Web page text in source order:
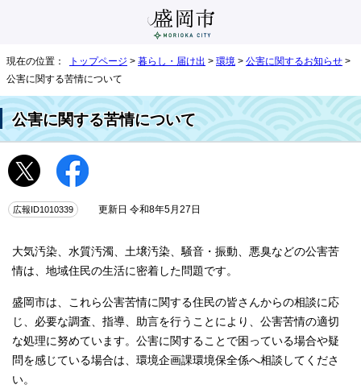
現在の位置： トップページ > 暮らし・届け出 > 環境 > 公害に関するお知らせ >
公害に関する苦情について
公害に関する苦情について
広報ID1010339 更新日 令和8年5月27日
大気汚染、水質汚濁、土壌汚染、騒音・振動、悪臭などの公害苦
情は、地域住民の生活に密着した問題です。
盛岡市は、これら公害苦情に関する住民の皆さんからの相談に応
じ、必要な調査、指導、助言を行うことにより、公害苦情の適切
な処理に努めています。公害に関することで困っている場合や疑
問を感じている場合は、環境企画課環境保全係へ相談してくださ
い。